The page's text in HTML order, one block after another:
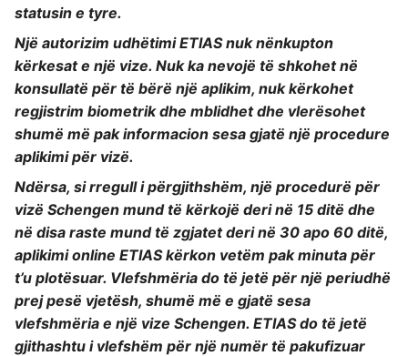
statusin e tyre.
Një autorizim udhëtimi ETIAS nuk nënkupton
kërkesat e një vize. Nuk ka nevojë të shkohet në
konsullatë për të bërë një aplikim, nuk kërkohet
regjistrim biometrik dhe mblidhet dhe vlerësohet
shumë më pak informacion sesa gjatë një procedure
aplikimi për vizë.
Ndërsa, si rregull i përgjithshëm, një procedurë për
vizë Schengen mund të kërkojë deri në 15 ditë dhe
në disa raste mund të zgjatet deri në 30 apo 60 ditë,
aplikimi online ETIAS kërkon vetëm pak minuta për
t’u plotësuar. Vlefshmëria do të jetë për një periudhë
prej pesë vjetësh, shumë më e gjatë sesa
vlefshmëria e një vize Schengen. ETIAS do të jetë
gjithashtu i vlefshëm për një numër të pakufizuar